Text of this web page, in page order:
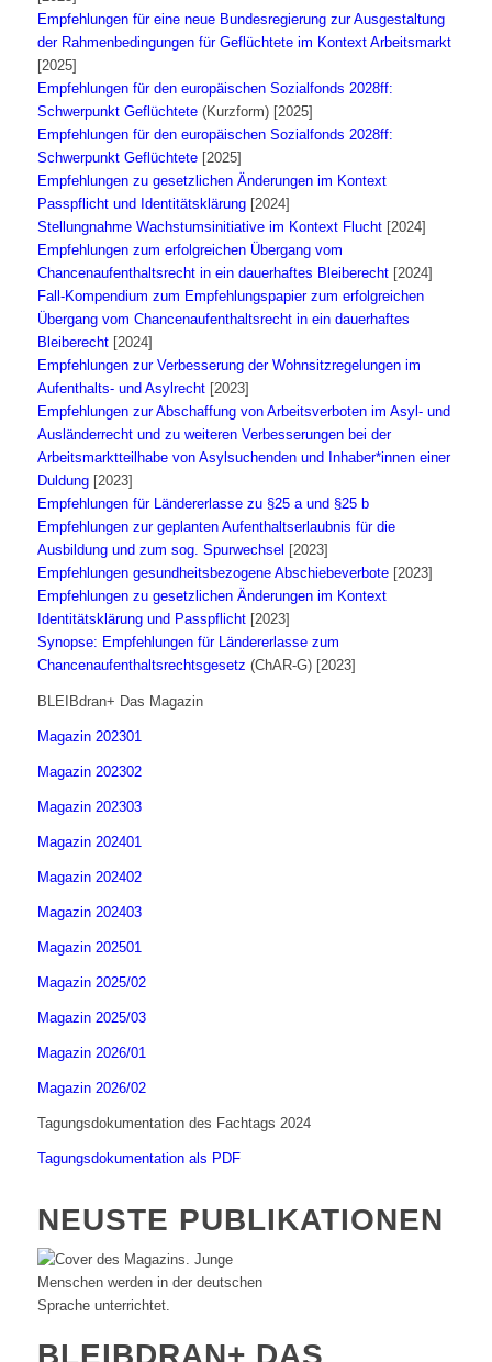
Empfehlungen für eine neue Bundesregierung zur Ausgestaltung
der Rahmenbedingungen für Geflüchtete im Kontext Arbeitsmarkt
[2025]
Empfehlungen für den europäischen Sozialfonds 2028ff:
Schwerpunkt Geflüchtete(Kurzform) [2025]
Empfehlungen für den europäischen Sozialfonds 2028ff:
Schwerpunkt Geflüchtete[2025]
Empfehlungen zu gesetzlichen Änderungen im Kontext
Passpflicht und Identitätsklärung[2024]
Stellungnahme Wachstumsinitiative im Kontext Flucht[2024]
Empfehlungen zum erfolgreichen Übergang vom
Chancenaufenthaltsrecht in ein dauerhaftes Bleiberecht[2024]
Fall-Kompendium zum Empfehlungspapier zum erfolgreichen
Übergang vom Chancenaufenthaltsrecht in ein dauerhaftes
Bleiberecht[2024]
Empfehlungen zur Verbesserung der Wohnsitzregelungen im
Aufenthalts- und Asylrecht[2023]
Empfehlungen zur Abschaffung von Arbeitsverboten im Asyl- und
Ausländerrecht und zu weiteren Verbesserungen bei der
Arbeitsmarktteilhabe von Asylsuchenden und Inhaber*innen einer
Duldung[2023]
Empfehlungen für Ländererlasse zu §25 a und §25 b
Empfehlungen zur geplanten Aufenthaltserlaubnis für die
Ausbildung und zum sog. Spurwechsel [2023]
Empfehlungen gesundheitsbezogene Abschiebeverbote[2023]
Empfehlungen zu gesetzlichen Änderungen im Kontext
Identitätsklärung und Passpflicht[2023]
Synopse: Empfehlungen für Ländererlasse zum
Chancenaufenthaltsrechtsgesetz (ChAR-G) [2023]
BLEIBdran+ Das Magazin
Magazin 202301
Magazin 202302
Magazin 202303
Magazin 202401
Magazin 202402
Magazin 202403
Magazin 202501
Magazin 2025/02
Magazin 2025/03
Magazin 2026/01
Magazin 2026/02
Tagungsdokumentation des Fachtags 2024
Tagungsdokumentation als PDF
NEUSTE PUBLIKATIONEN
BLEIBDRAN+ DAS